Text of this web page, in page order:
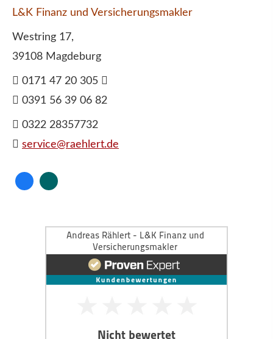
L&K Finanz und Ver­sicherungs­makler
Westring 17,
39108 Magdeburg
0171 47 20 305
0391 56 39 06 82
0322 28357732
service@raehlert.de